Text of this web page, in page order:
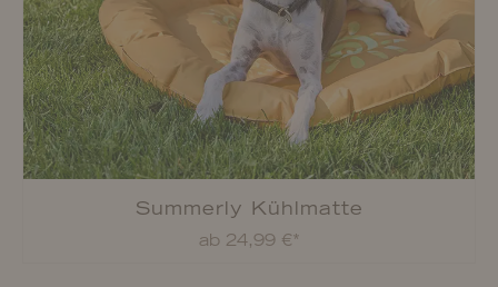
Summerly Kühlmatte
ab 24,99 €*